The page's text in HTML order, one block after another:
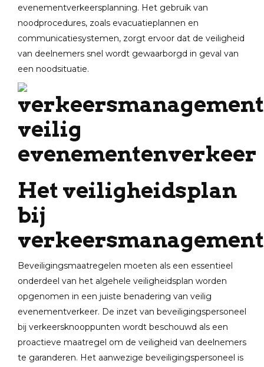
evenementverkeersplanning. Het gebruik van
noodprocedures, zoals evacuatieplannen en
communicatiesystemen, zorgt ervoor dat de veiligheid
van deelnemers snel wordt gewaarborgd in geval van
een noodsituatie.
Het veiligheidsplan
bij
verkeersmanagement
Beveiligingsmaatregelen moeten als een essentieel
onderdeel van het algehele veiligheidsplan worden
opgenomen in een juiste benadering van veilig
evenementverkeer. De inzet van beveiligingspersoneel
bij verkeersknooppunten wordt beschouwd als een
proactieve maatregel om de veiligheid van deelnemers
te garanderen. Het aanwezige beveiligingspersoneel is